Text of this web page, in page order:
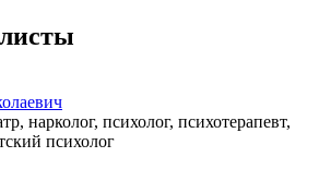
нарколог, психолог, психотерапевт,
психолог